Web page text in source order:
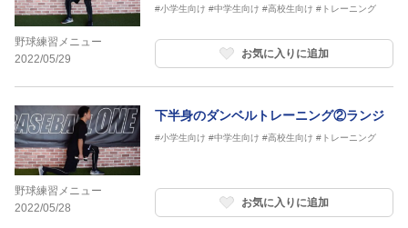
野球練習メニュー
2022/05/29
#小学生向け #中学生向け #高校生向け #トレーニング
お気に入りに追加
野球練習メニュー
2022/05/28
下半身のダンベルトレーニング②ランジ
#小学生向け #中学生向け #高校生向け #トレーニング
お気に入りに追加